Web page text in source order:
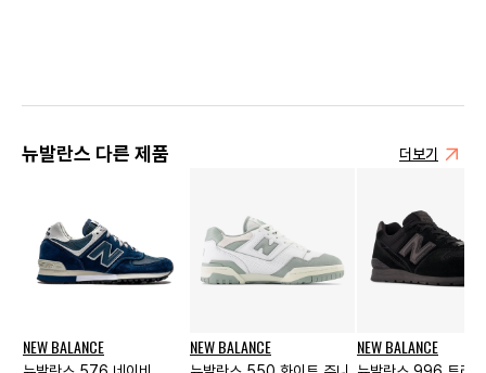
뉴발란스 다른 제품 더보기
NEW BALANCE NEW BALANCE NEW BALANCE